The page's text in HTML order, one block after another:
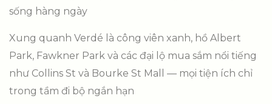
sống hàng ngày
Xung quanh Verdé là công viên xanh, hồ Albert
Park, Fawkner Park và các đại lộ mua sắm nổi tiếng
như Collins St và Bourke St Mall — mọi tiện ích chỉ
trong tầm đi bộ ngắn hạn